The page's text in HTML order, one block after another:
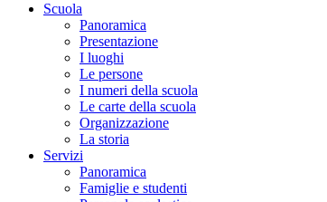
Scuola
Panoramica
Presentazione
I luoghi
Le persone
I numeri della scuola
Le carte della scuola
Organizzazione
La storia
Servizi
Panoramica
Famiglie e studenti